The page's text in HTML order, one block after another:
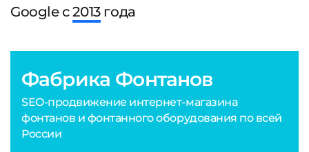
Google с2013года
Фабрика Фонтанов
SEO-продвижение интернет-магазина
фонтанов и фонтанного оборудования по всей
России